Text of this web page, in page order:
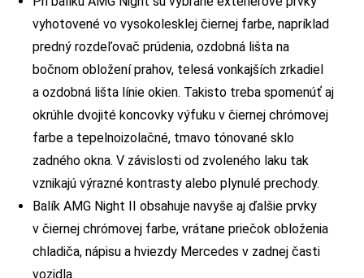
vyhotovené vo vysokolesklej čiernej farbe, napríklad
predný rozdeľovač prúdenia, ozdobná lišta na
bočnom obložení prahov, telesá vonkajších zrkadiel
a ozdobná lišta línie okien. Takisto treba spomenúť aj
okrúhle dvojité koncovky výfuku v čiernej chrómovej
farbe a tepelnoizolačné, tmavo tónované sklo
zadného okna. V závislosti od zvoleného laku tak
vznikajú výrazné kontrasty alebo plynulé prechody.
Balík AMG Night II obsahuje navyše aj ďalšie prvky
v čiernej chrómovej farbe, vrátane priečok obloženia
chladiča, nápisu a hviezdy Mercedes v zadnej časti
vozidla.